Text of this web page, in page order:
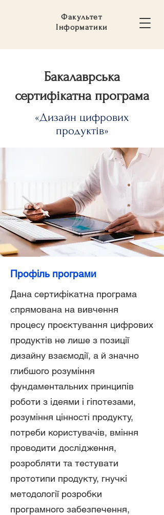
Факультет
Інформатики
Бакалаврська
сертифікатна програма
«Дизайн цифрових
продуктів»
Профіль програми
Дана сертифікатна програма
спрямована на вивчення
процесу проєктування цифрових
продуктів не лише з позиції
дизайну взаємодії, а й значно
глибшого розуміння
фундаментальних принципів
роботи з ідеями і гіпотезами,
розуміння цінності продукту,
потреби користувачів, вміння
проводити дослідження,
розробляти та тестувати
прототипи продукту, гнучкі
методології розробки
програмного забезпечення,